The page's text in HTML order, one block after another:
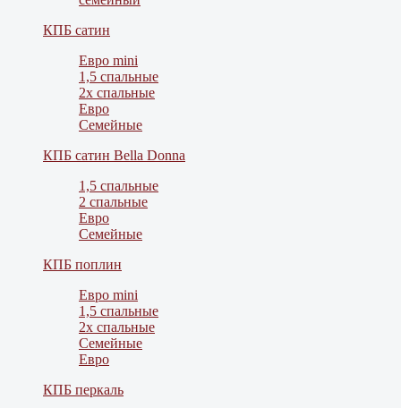
КПБ сатин
Евро mini
1,5 спальные
2х спальные
Евро
Семейные
КПБ сатин Bella Donna
1,5 спальные
2 спальные
Евро
Семейные
КПБ поплин
Евро mini
1,5 спальные
2х спальные
Семейные
Евро
КПБ перкаль